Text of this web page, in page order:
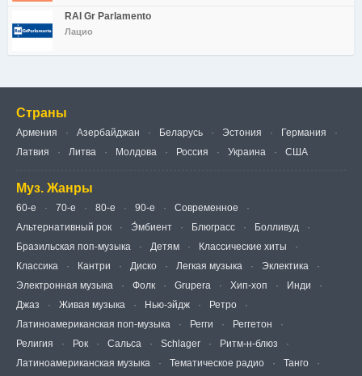
RAI Gr Parlamento
Лацио
Страны
Армения Азербайджан Беларусь Эстония
Германия
Латвия
Литва Молдова Россия Украина США
Муз. Жанры
60-е 70-е 80-е 90-е
Современное
Альтернативный рок
Э́мбиент Блюграсс
Болливуд
Бразильская поп-музыка
Детям
Классические хиты
Классика
Кантри Диско Легкая музыка
Эклектика
Электронная музыка
Фолк Grupera Хип-хоп
Инди
Джаз
Живая музыка Нью-эйдж
Ретро
Латиноамериканская поп-музыка
Регги
Реггетон
Религия
Рок Сальса Schlager
Ритм-н-блюз
Латиноамериканская музыка
Тематическое радио
Танго